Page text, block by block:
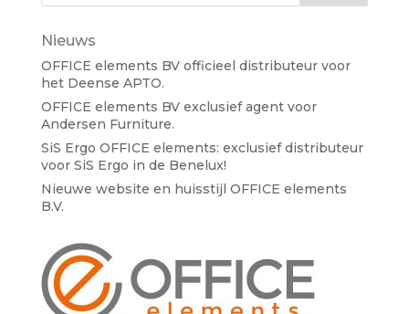
Nieuws
OFFICE elements BV officieel distributeur voor
het Deense APTO.
OFFICE elements BV exclusief agent voor
Andersen Furniture.
SiS Ergo OFFICE elements: exclusief distributeur
voor SiS Ergo in de Benelux!
Nieuwe website en huisstijl OFFICE elements
B.V.